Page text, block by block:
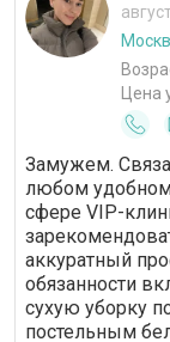
Цена
Замужем.
любом
сфере VIP-
аккуратный
обязанности
сухую уборку
постельным